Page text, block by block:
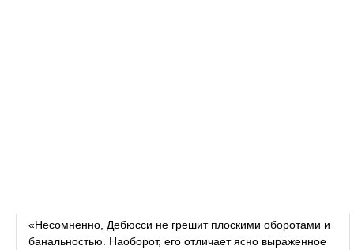
«Несомненно, Дебюсси не грешит плоскими оборотами и
банальностью. Наоборот, его отличает ясно выраженное